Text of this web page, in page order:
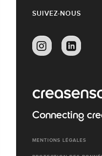
SUIVEZ-NOUS
Connecting
MENTIONS LÉGALES